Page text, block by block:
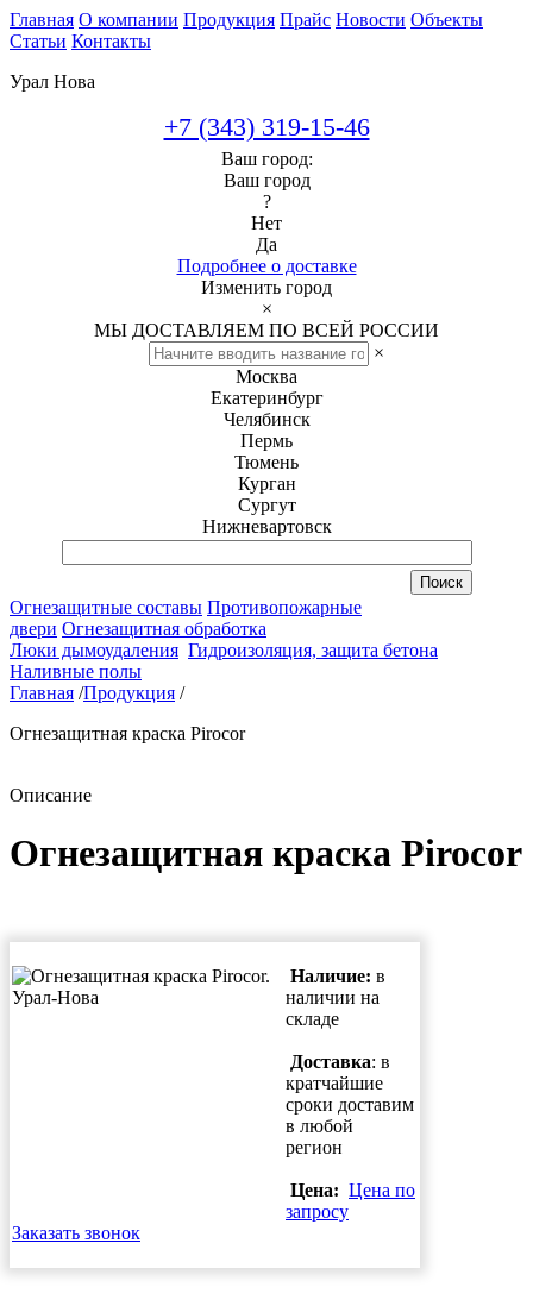
Главная О компании Продукция Прайс Новости Объекты
Статьи Контакты
Урал Нова
+7 (343) 319-15-46
Ваш город:
Ваш город
?
Нет
Да
Подробнее о доставке
Изменить город
×
МЫ ДОСТАВЛЯЕМ ПО ВСЕЙ РОССИИ
×
Москва
Екатеринбург
Челябинск
Пермь
Тюмень
Курган
Сургут
Нижневартовск
Огнезащитные составы Противопожарные
двери Огнезащитная обработка
Люки дымоудаления Гидроизоляция, защита бетона
Наливные полы
Главная /Продукция /
Огнезащитная краска Pirocor
Описание
Огнезащитная краска Pirocor
Наличие: в
наличии на
складе
Доставка: в
кратчайшие
сроки доставим
в любой
регион
Цена: Цена по
запросу
Заказать звонок